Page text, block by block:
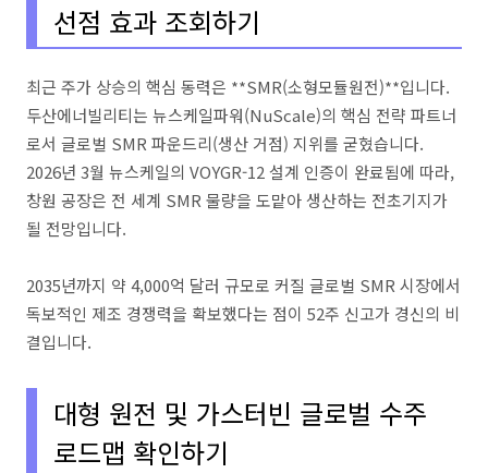
선점 효과 조회하기
최근 주가 상승의 핵심 동력은 **SMR(소형모듈원전)**입니다.
두산에너빌리티는 뉴스케일파워(NuScale)의 핵심 전략 파트너
로서 글로벌 SMR 파운드리(생산 거점) 지위를 굳혔습니다.
2026년 3월 뉴스케일의 VOYGR-12 설계 인증이 완료됨에 따라,
창원 공장은 전 세계 SMR 물량을 도맡아 생산하는 전초기지가
될 전망입니다.
2035년까지 약 4,000억 달러 규모로 커질 글로벌 SMR 시장에서
독보적인 제조 경쟁력을 확보했다는 점이 52주 신고가 경신의 비
결입니다.
대형 원전 및 가스터빈 글로벌 수주
로드맵 확인하기